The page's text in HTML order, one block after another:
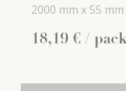
2000 mm x 55
18,19 € /